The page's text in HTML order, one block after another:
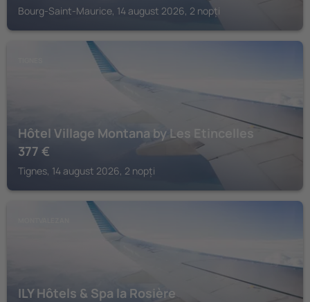
Bourg-Saint-Maurice, 14 august 2026, 2 nopți
Hôtel Village Montana by Les Etincelles
377 €
Tignes, 14 august 2026, 2 nopți
ILY Hôtels & Spa la Rosière